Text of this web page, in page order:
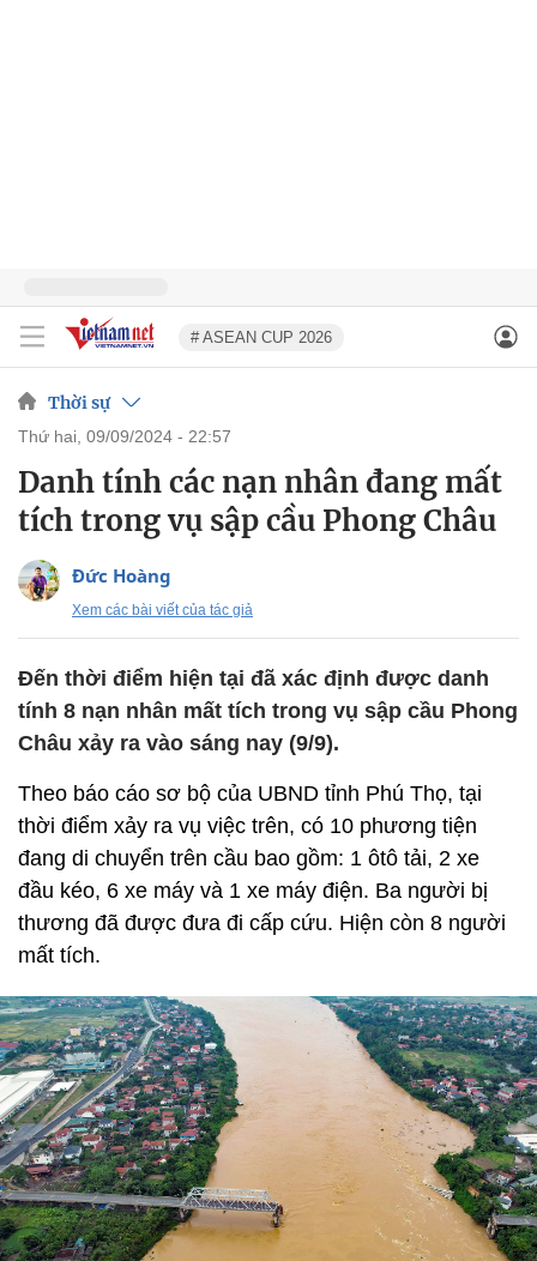
# ASEAN CUP 2026
Thời sự
thứ hai, 09/09/2024 - 22:57
Danh tính các nạn nhân đang mất
tích trong vụ sập cầu Phong Châu
Đức Hoàng
Xem các bài viết của tác giả
Đến thời điểm hiện tại đã xác định được danh
tính 8 nạn nhân mất tích trong vụ sập cầu Phong
Châu xảy ra vào sáng nay (9/9).
Theo báo cáo sơ bộ của UBND tỉnh Phú Thọ, tại
thời điểm xảy ra vụ việc trên, có 10 phương tiện
đang di chuyển trên cầu bao gồm: 1 ôtô tải, 2 xe
đầu kéo, 6 xe máy và 1 xe máy điện. Ba người bị
thương đã được đưa đi cấp cứu. Hiện còn 8 người
mất tích.